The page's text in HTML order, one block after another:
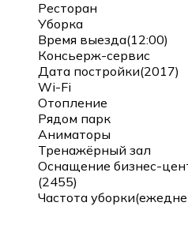
Ресторан
Уборка
Время выезда(12:00)
Консьерж-сервис
Дата постройки(2017)
Wi-Fi
Отопление
Рядом парк
Аниматоры
Тренажёрный зал
Оснащение бизнес-
(2455)
Частота